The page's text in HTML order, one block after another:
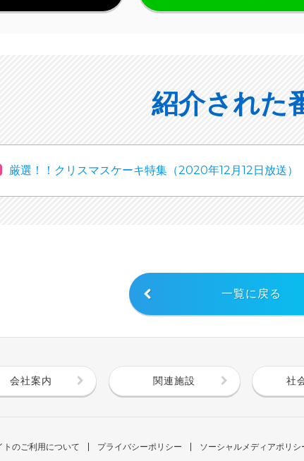
紹介された
厳選！！クリスマスケーキ特集（2020年12月12日放送）
一覧に戻る
会社案内 関連施設 社
トのご利用について プライバシーポリシー ソーシャルメディアポリシ